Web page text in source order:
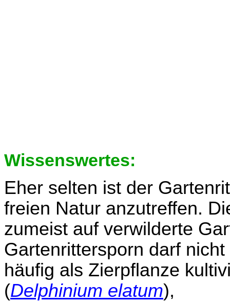
Wissenswertes:
Eher selten ist der
freien Natur anzutreffen.
zumeist auf verwilderte
Gartenrittersporn darf
häufig als Zierpflanze
(Delphinium elatum),